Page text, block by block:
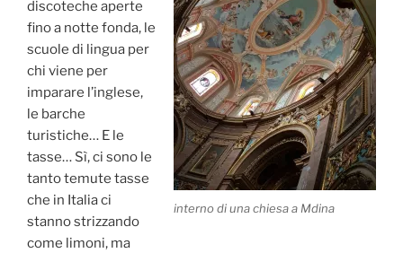
interno di una chiesa a Mdina
discoteche aperte
fino a notte fonda, le
scuole di lingua per
chi viene per
imparare l’inglese,
le barche
turistiche… E le
tasse… Sì, ci sono le
tanto temute tasse
che in Italia ci
stanno strizzando
come limoni, ma